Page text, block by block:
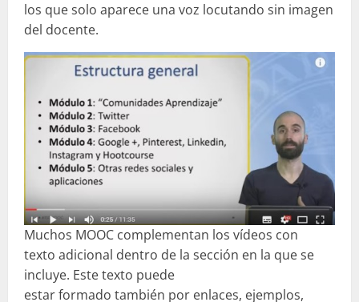
los que solo aparece una voz locutando sin imagen
del docente.
Muchos MOOC complementan los vídeos con
texto adicional dentro de la sección en la que se
incluye. Este texto puede
estar formado también por enlaces, ejemplos,